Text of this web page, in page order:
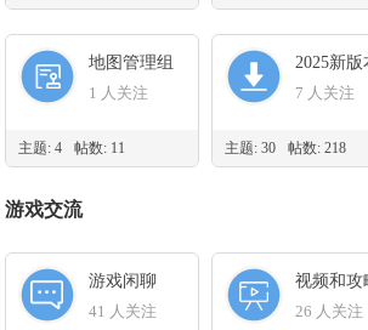
地图管理组
1 人关注
主题: 4 帖数: 11
2025新版
7 人关注
主题: 30 帖数: 218
游戏交流
游戏闲聊
41 人关注
视频和攻
26 人关注